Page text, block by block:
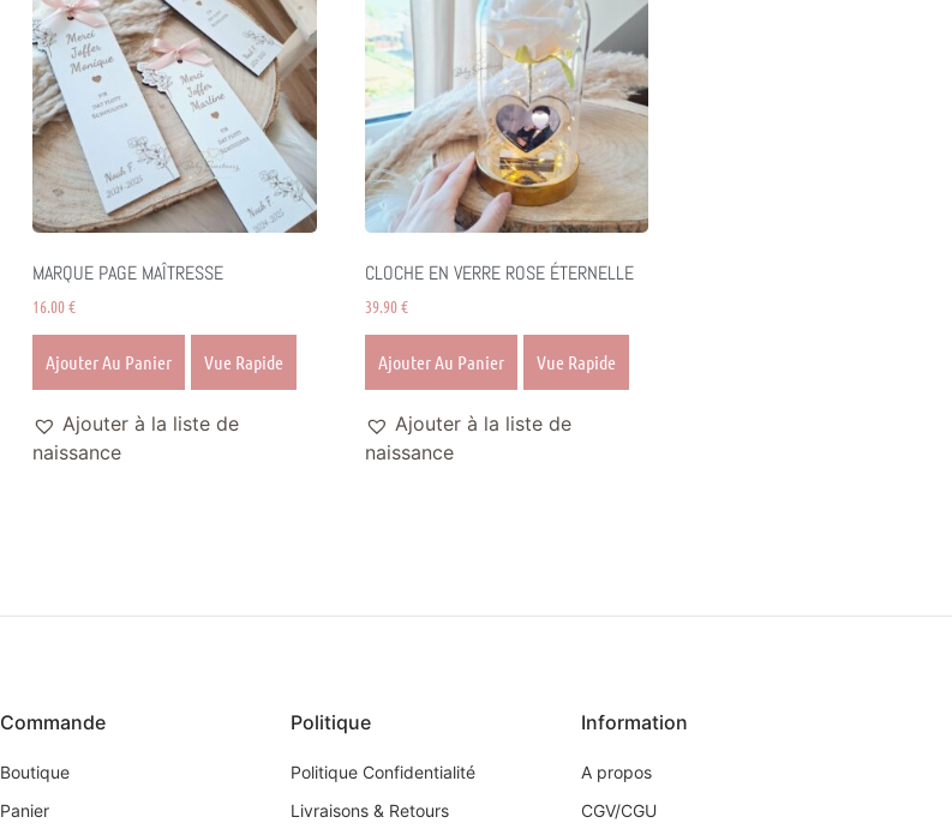
MARQUE PAGE MAÎTRESSE
16.00€
Ajouter Au Panier Vue Rapide
Ajouter à la liste de
naissance
CLOCHE EN VERRE ROSE ÉTERNELLE
39.90€
Ajouter Au Panier Vue Rapide
Ajouter à la liste de
naissance
Commande
Boutique
Panier
Politique
Politique Confidentialité
Livraisons & Retours
Information
A propos
CGV/CGU